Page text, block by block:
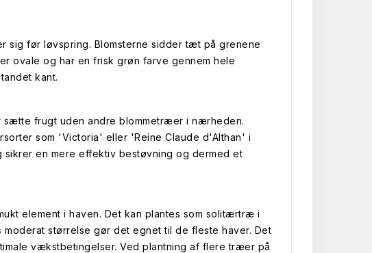
før løvspring. Blomsterne sidder tæt på grenene
ovale og har en frisk grøn farve gennem hele
kant.
frugt uden andre blommetræer i nærheden.
som 'Victoria' eller 'Reine Claude d'Althan' i
sikrer en mere effektiv bestøvning og dermed et
element i haven. Det kan plantes som solitærtræ i
størrelse gør det egnet til de fleste haver. Det
vækstbetingelser. Ved plantning af flere træer på